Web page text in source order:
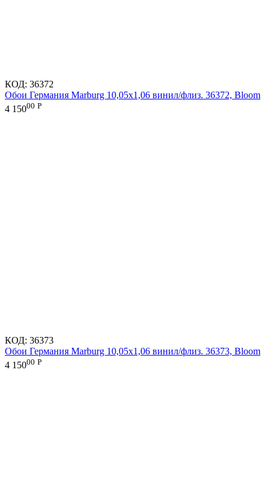
КОД: 36372
Обои Германия Marburg 10,05x1,06 винил/флиз. 36372, Bloom
4 15000 Р
КОД: 36373
Обои Германия Marburg 10,05x1,06 винил/флиз. 36373, Bloom
4 15000 Р